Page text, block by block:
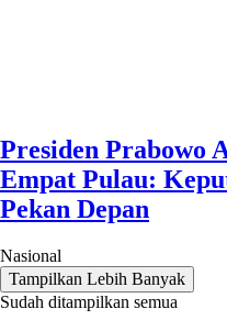
Presiden Prabowo
Empat Pulau:
Pekan Depan
Nasional
Tampilkan Lebih Banyak
Sudah ditampilkan semua